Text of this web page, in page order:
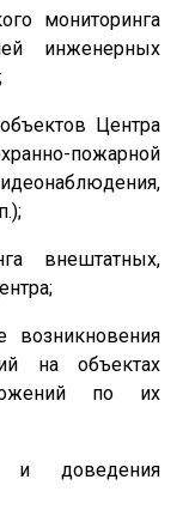
мониторинга
инженерных
Центра
пожарной
внештатных,
на объектах
по их
и доведения